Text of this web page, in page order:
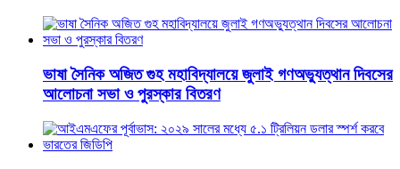
ভাষা সৈনিক অজিত গুহ মহাবিদ্যালয়ে জুলাই গণঅভ্যুত্থান দিবসের
আলোচনা সভা ও পুরস্কার বিতরণ